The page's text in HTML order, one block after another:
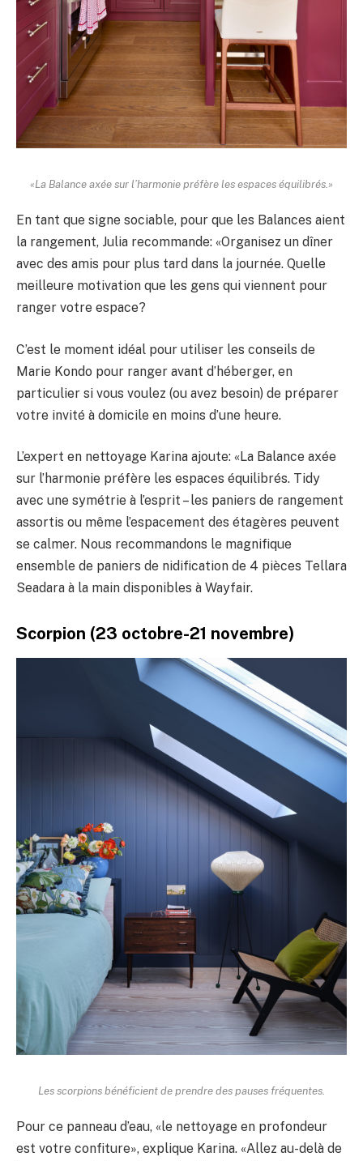
«La Balance axée sur l’harmonie préfère les espaces équilibrés.»
En tant que signe sociable, pour que les Balances aient
la rangement, Julia recommande: «Organisez un dîner
avec des amis pour plus tard dans la journée. Quelle
meilleure motivation que les gens qui viennent pour
ranger votre espace?
C’est le moment idéal pour utiliser les conseils de
Marie Kondo pour ranger avant d’héberger, en
particulier si vous voulez (ou avez besoin) de préparer
votre invité à domicile en moins d’une heure.
L’expert en nettoyage Karina ajoute: «La Balance axée
sur l’harmonie préfère les espaces équilibrés. Tidy
avec une symétrie à l’esprit – les paniers de rangement
assortis ou même l’espacement des étagères peuvent
se calmer. Nous recommandons le magnifique
ensemble de paniers de nidification de 4 pièces Tellara
Seadara à la main disponibles à Wayfair.
Scorpion (23 octobre-21 novembre)
Les scorpions bénéficient de prendre des pauses fréquentes.
Pour ce panneau d’eau, «le nettoyage en profondeur
est votre confiture», explique Karina. «Allez au-delà de